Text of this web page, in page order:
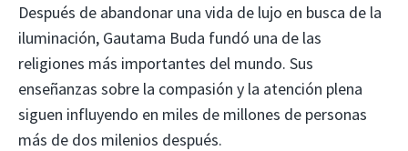
Después de abandonar una vida de lujo en busca de la
iluminación, Gautama Buda fundó una de las
religiones más importantes del mundo. Sus
enseñanzas sobre la compasión y la atención plena
siguen influyendo en miles de millones de personas
más de dos milenios después.